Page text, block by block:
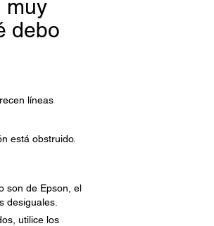
muy
debo
líneas
está obstruido.
son de Epson, el
desiguales.
utilice los